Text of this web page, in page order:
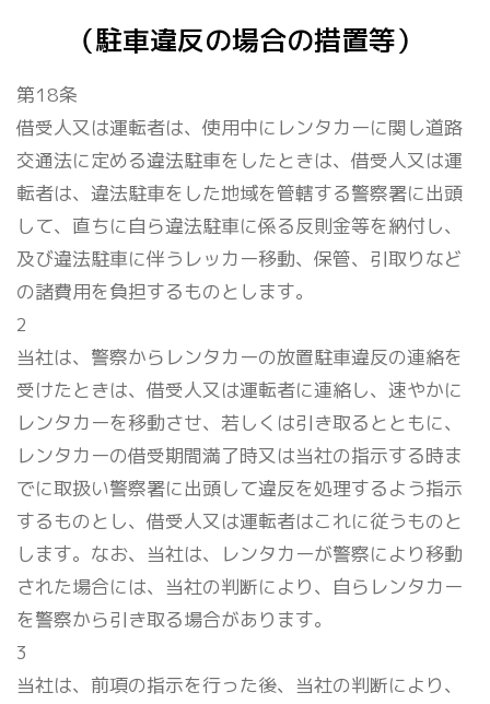
（駐車違反の場合の措置等）
第18条
借受人又は運転者は、使用中にレンタカーに関し道路
交通法に定める違法駐車をしたときは、借受人又は運
転者は、違法駐車をした地域を管轄する警察署に出頭
して、直ちに自ら違法駐車に係る反則金等を納付し、
及び違法駐車に伴うレッカー移動、保管、引取りなど
の諸費用を負担するものとします。
2
当社は、警察からレンタカーの放置駐車違反の連絡を
受けたときは、借受人又は運転者に連絡し、速やかに
レンタカーを移動させ、若しくは引き取るとともに、
レンタカーの借受期間満了時又は当社の指示する時ま
でに取扱い警察署に出頭して違反を処理するよう指示
するものとし、借受人又は運転者はこれに従うものと
します。なお、当社は、レンタカーが警察により移動
された場合には、当社の判断により、自らレンタカー
を警察から引き取る場合があります。
3
当社は、前項の指示を行った後、当社の判断により、